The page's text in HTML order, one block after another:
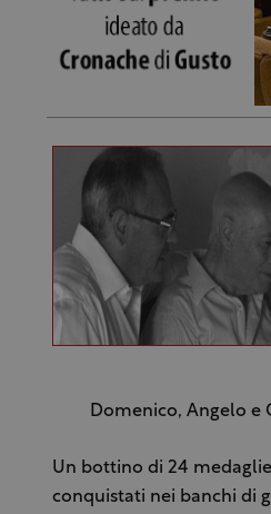
Domenico, Angelo e
Un bottino di 24
conquistati nei banchi di